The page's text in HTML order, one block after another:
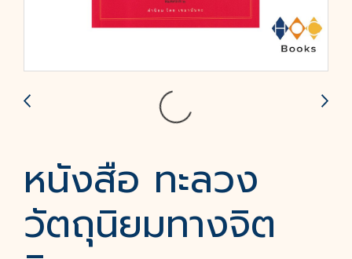
หนังสือ ทะลวง
วัตถุนิยมทางจิต